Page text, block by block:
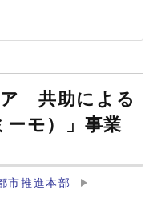
ア 共助による
モ）」事業
市推進本部